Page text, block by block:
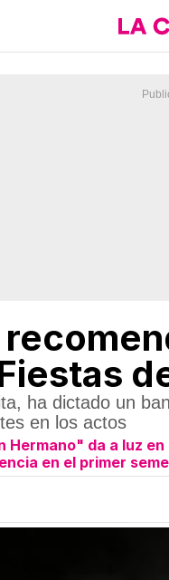
ha dictado un
en los actos
da a luz en
en el primer